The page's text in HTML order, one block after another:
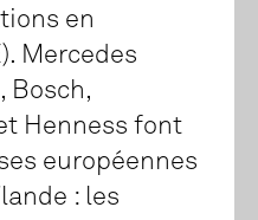
en
Mercedes
Bosch,
Henness font
européennes
: les